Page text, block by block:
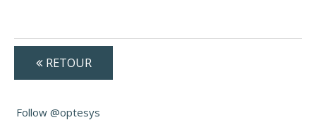
RETOUR
Follow @optesys